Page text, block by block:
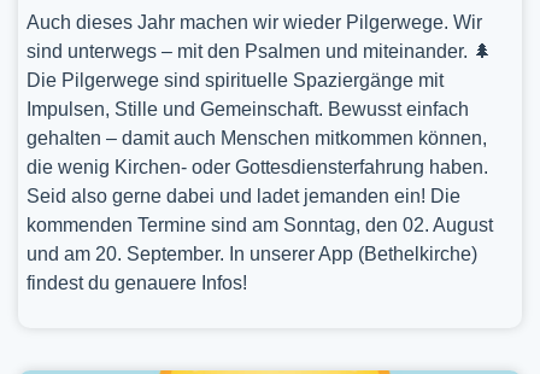
Auch dieses Jahr machen wir wieder Pilgerwege. Wir
sind unterwegs – mit den Psalmen und miteinander. 🌲
Die Pilgerwege sind spirituelle Spaziergänge mit
Impulsen, Stille und Gemeinschaft. Bewusst einfach
gehalten – damit auch Menschen mitkommen können,
die wenig Kirchen- oder Gottesdiensterfahrung haben.
Seid also gerne dabei und ladet jemanden ein! Die
kommenden Termine sind am Sonntag, den 02. August
und am 20. September. In unserer App (Bethelkirche)
findest du genauere Infos!